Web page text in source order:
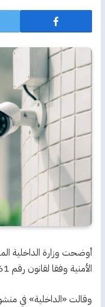
أوضحت وزارة الداخلية
الأمنية وفقا لقانون رقم 61 لسنة 2015.
وقالت «الداخلية» في